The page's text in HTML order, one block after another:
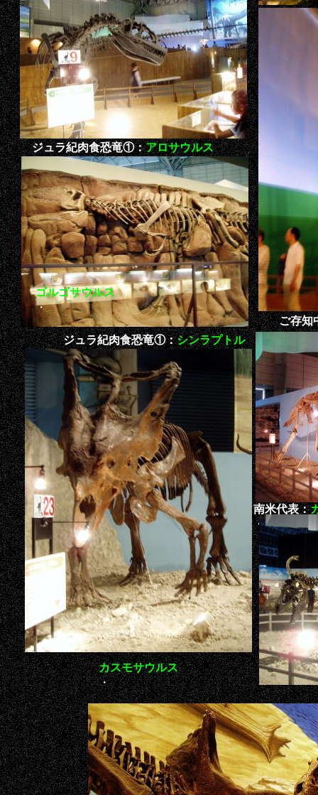
ジュラ紀肉食恐竜①：アロサウルス
ジュラ紀肉食恐竜①：シンラプトル
・
ご存知
・
南米代表：
・
カスモサウルス
・
ゴルゴサウルス
・